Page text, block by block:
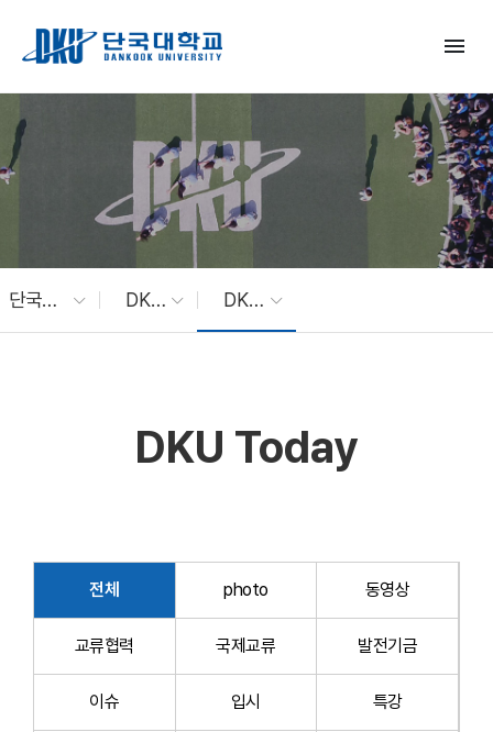
menu
단국대 소식 DKU News DKU Today
DKU Today
전체 photo 동영상
교류협력 국제교류 발전기금
이슈 입시 특강